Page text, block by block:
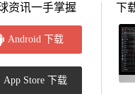
资讯一手掌握
Android 下载
App Store 下载
下